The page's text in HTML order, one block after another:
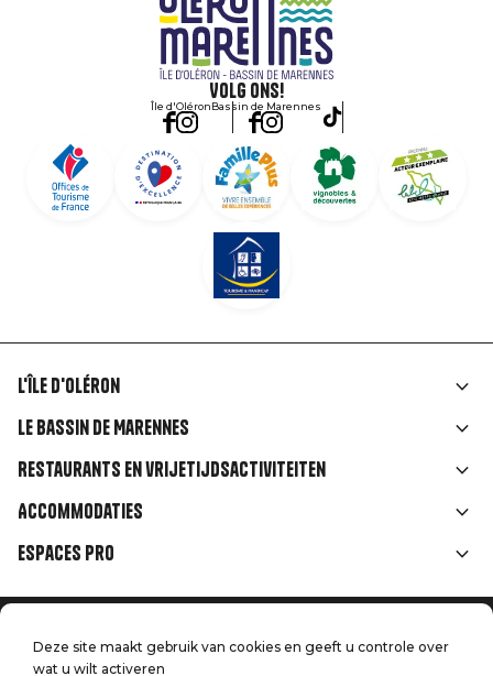
Volg ons!
Île d'OléronBassin de Marennes
Liens
rubriques
L'île d'Oléron
Le Bassin de Marennes
Restaurants en vrijetijdsactiviteiten
Accommodaties
Espaces Pro
Menu
Juridische informatie
Druk op
Deze site maakt gebruik van cookies en geeft u controle over
wat u wilt activeren